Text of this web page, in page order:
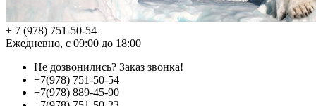
+ 7 (978) 751-50-54
Ежедневно, с 09:00 до 18:00
Не дозвонились? Заказ звонка!
+7(978) 751-50-54
+7(978) 889-45-90